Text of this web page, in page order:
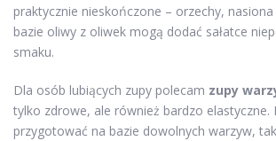
praktycznie nieskończone – orzechy,
bazie oliwy z oliwek mogą dodać sałatce
smaku.
Dla osób lubiących zupy polecam zupy
tylko zdrowe, ale również bardzo elastyczne.
przygotować na bazie dowolnych warzyw,